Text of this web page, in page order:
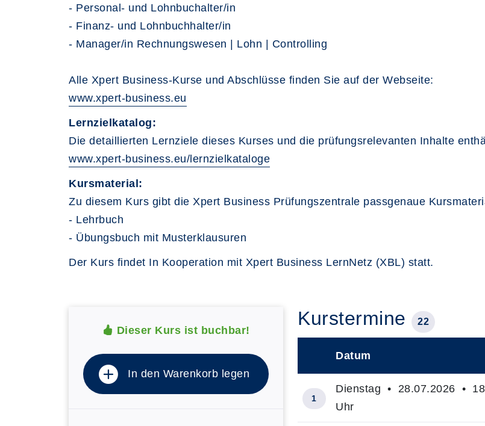
- Personal- und Lohnbuchalter/in
- Finanz- und Lohnbuchhalter/in
- Manager/in Rechnungswesen | Lohn | Controlling
Alle Xpert Business-Kurse und Abschlüsse finden Sie auf der Webseite:
www.xpert-business.eu
Lernzielkatalog:
Die detaillierten Lernziele dieses Kurses und die prüfungsrelevanten Inhalte
www.xpert-business.eu/lernzielkataloge
Kursmaterial:
Zu diesem Kurs gibt die Xpert Business Prüfungszentrale passgenaue
- Lehrbuch
- Übungsbuch mit Musterklausuren
Der Kurs findet In Kooperation mit Xpert Business LernNetz (XBL) statt.
Dieser Kurs ist buchbar!
In den Warenkorb legen
Kurstermine 22
Datum
1
Dienstag • 28.07.2026 •
Uhr